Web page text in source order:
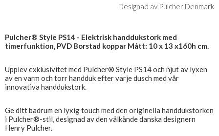
Designad av Pulcher Denmark
Pulcher® Style PS14 - Elektrisk handdukstork med
timerfunktion, PVD Borstad koppar Mått: 10 x 13 x160h cm.
Upplev exklusivitet med Pulcher® Style PS14 och njut av lyxen
av en varm och torr handduk efter varje dusch med vår
innovativa handdukstork.
Ge ditt badrum en lyxig touch med den originella handdukstorken
i Pulcher®-stil, designad av den välkände danska designern
Henry Pulcher.